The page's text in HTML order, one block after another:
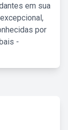
em sua
por
-